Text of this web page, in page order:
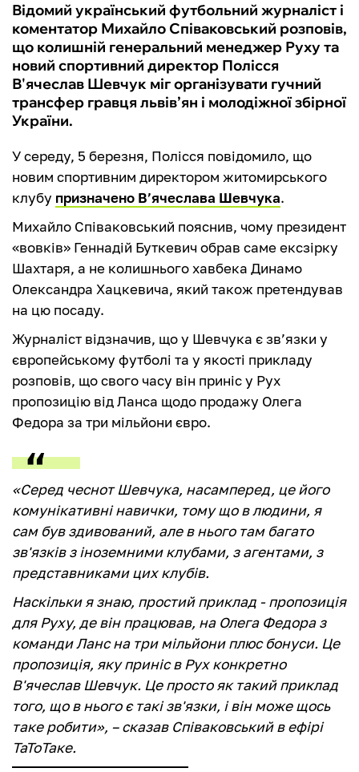
Відомий український футбольний журналіст і
коментатор Михайло Співаковський розповів,
що колишній генеральний менеджер Руху та
новий спортивний директор Полісся
В'ячеслав Шевчук міг організувати гучний
трансфер гравця львів’ян і молодіжної збірної
України.
У середу, 5 березня, Полісся повідомило, що
новим спортивним директором житомирського
клубу призначено В’ячеслава Шевчука.
Михайло Співаковський пояснив, чому президент
«вовків‎» Геннадій Буткевич обрав саме ексзірку
Шахтаря, а не колишнього хавбека Динамо
Олександра Хацкевича, який також претендував
на цю посаду.
Журналіст відзначив, що у Шевчука є зв’язки у
європейському футболі та у якості прикладу
розповів, що свого часу він приніс у Рух
пропозицію від Ланса щодо продажу Олега
Федора за три мільйони євро.
«Серед чеснот Шевчука, насамперед, це його
комунікативні навички, тому що в людини, я
сам був здивований, але в нього там багато
зв'язків з іноземними клубами, з агентами, з
представниками цих клубів.
Наскільки я знаю, простий приклад - пропозиція
для Руху, де він працював, на Олега Федора з
команди Ланс на три мільйони плюс бонуси. Це
пропозиція, яку приніс в Рух конкретно
В'ячеслав Шевчук. Це просто як такий приклад
того, що в нього є такі зв'язки, і він може щось
таке робити», – сказав Співаковський в ефірі
ТаТоТаке.